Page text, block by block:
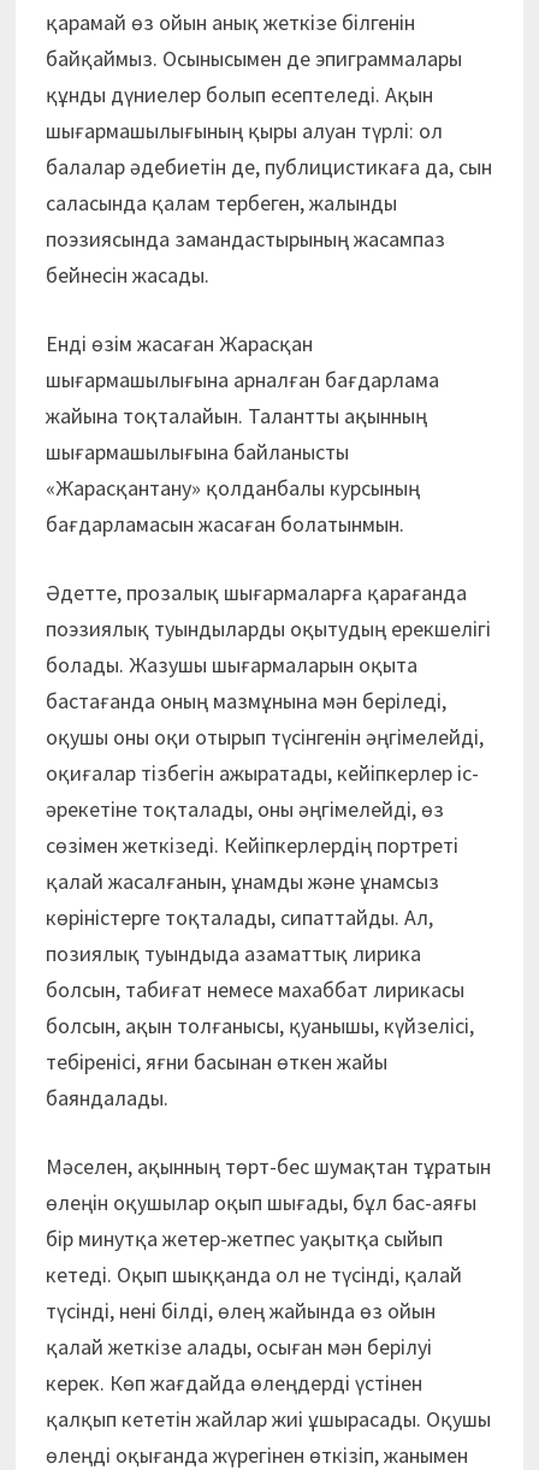
қарамай өз ойын анық жеткізе білгенін
байқаймыз. Осынысымен де эпиграммалары
құнды дүниелер болып есептеледі. Ақын
шығармашылығының қыры алуан түрлі: ол
балалар әдебиетін де, публицистикаға да, сын
саласында қалам тербеген, жалынды
поэзиясында замандастырының жасампаз
бейнесін жасады.
Енді өзім жасаған Жарасқан
шығармашылығына арналған бағдарлама
жайына тоқталайын. Талантты ақынның
шығармашылығына байланысты
«Жарасқантану» қолданбалы курсының
бағдарламасын жасаған болатынмын.
Әдетте, прозалық шығармаларға қарағанда
поэзиялық туындыларды оқытудың ерекшелігі
болады. Жазушы шығармаларын оқыта
бастағанда оның мазмұнына мән беріледі,
оқушы оны оқи отырып түсінгенін әңгімелейді,
оқиғалар тізбегін ажыратады, кейіпкерлер іс-
әрекетіне тоқталады, оны әңгімелейді, өз
сөзімен жеткізеді. Кейіпкерлердің портреті
қалай жасалғанын, ұнамды және ұнамсыз
көріністерге тоқталады, сипаттайды. Ал,
позиялық туындыда азаматтық лирика
болсын, табиғат немесе махаббат лирикасы
болсын, ақын толғанысы, қуанышы, күйзелісі,
тебіренісі, яғни басынан өткен жайы
баяндалады.
Мәселен, ақынның төрт-бес шумақтан тұратын
өлеңін оқушылар оқып шығады, бұл бас-аяғы
бір минутқа жетер-жетпес уақытқа сыйып
кетеді. Оқып шыққанда ол не түсінді, қалай
түсінді, нені білді, өлең жайында өз ойын
қалай жеткізе алады, осыған мән берілуі
керек. Көп жағдайда өлеңдерді үстінен
қалқып кететін жайлар жиі ұшырасады. Оқушы
өлеңді оқығанда жүрегінен өткізіп, жанымен